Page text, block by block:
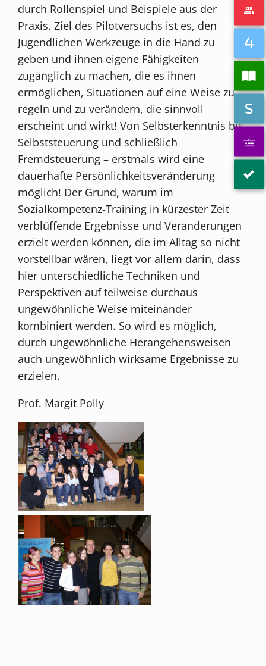
durch Rollenspiel und Beispiele aus der
Praxis. Ziel des Pilotversuchs ist es, den
Jugendlichen Werkzeuge in die Hand zu
geben und ihnen eigene Fähigkeiten
zugänglich zu machen, die es ihnen
ermöglichen, Situationen auf eine Weise zu
regeln und zu verändern, die sinnvoll
erscheint und wirkt! Von Selbsterkenntnis bis
Selbststeuerung und schließlich
Fremdsteuerung – erstmals wird eine
dauerhafte Persönlichkeitsveränderung
möglich! Der Grund, warum im
Sozialkompetenz-Training in kürzester Zeit
verblüffende Ergebnisse und Veränderungen
erzielt werden können, die im Alltag so nicht
vorstellbar wären, liegt vor allem darin, dass
hier unterschiedliche Techniken und
Perspektiven auf teilweise durchaus
ungewöhnliche Weise miteinander
kombiniert werden. So wird es möglich,
durch ungewöhnliche Herangehensweisen
auch ungewöhnlich wirksame Ergebnisse zu
erzielen.
Prof. Margit Polly